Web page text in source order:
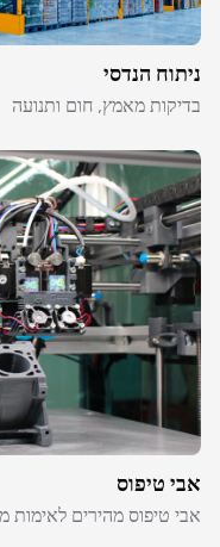
ניתוח הנדסי
בדיקות מאמץ, חום ותנועה
אבי טיפוס
אבי טיפוס מהירים לאימות